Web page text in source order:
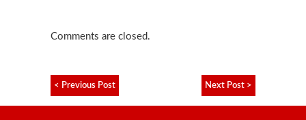
Comments are closed.
< Previous Post Next Post >